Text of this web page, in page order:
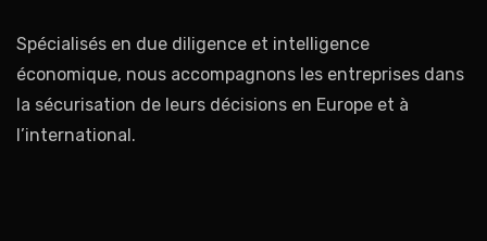
Spécialisés en due diligence et intelligence
économique, nous accompagnons les entreprises dans
la sécurisation de leurs décisions en Europe et à
l’international.